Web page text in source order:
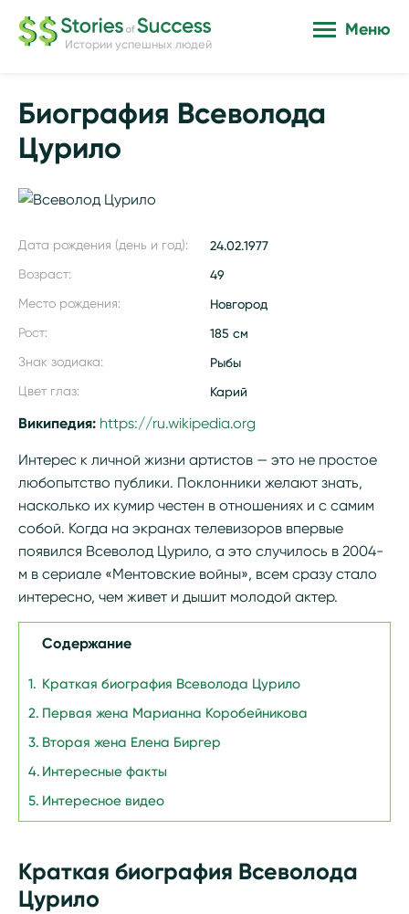
Истории успешных людей
Меню
Биография Всеволода
Цурило
Дата рождения (день и год): 24.02.1977
Возраст: 49
Место рождения: Новгород
Рост: 185 см
Знак зодиака: Рыбы
Цвет глаз: Карий
Википедия: https://ru.wikipedia.org/wiki/
Интерес к личной жизни артистов — это не простое
любопытство публики. Поклонники желают знать,
насколько их кумир честен в отношениях и с самим
собой. Когда на экранах телевизоров впервые
появился Всеволод Цурило, а это случилось в 2004-
м в сериале «Ментовские войны», всем сразу стало
интересно, чем живет и дышит молодой актер.
Содержание
Краткая биография Всеволода Цурило
Первая жена Марианна Коробейникова
Вторая жена Елена Биргер
Интересные факты
Интересное видео
Краткая биография Всеволода
Цурило